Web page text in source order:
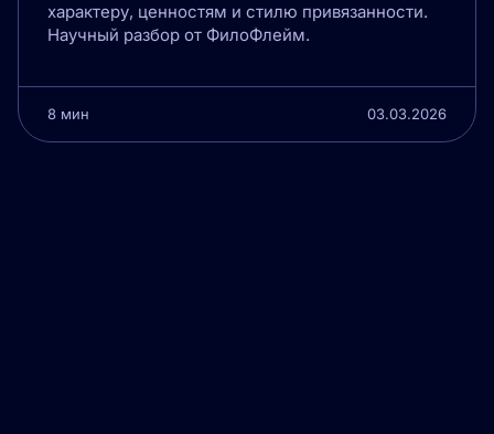
характеру, ценностям и стилю привязанности.
Научный разбор от ФилоФлейм.
8 мин 03.03.2026